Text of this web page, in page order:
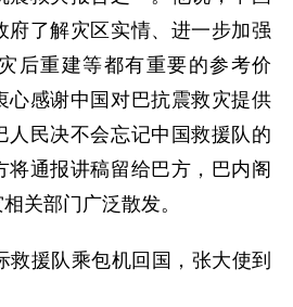
府了解灾区实情、进一步加强
后重建等都有重要的参考价
心感谢中国对巴抗震救灾提供
人民决不会忘记中国救援队的
将通报讲稿留给巴方，巴内阁
关部门广泛散发。
援队乘包机回国，张大使到